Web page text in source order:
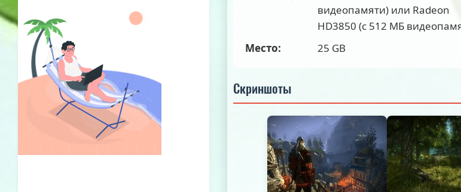
видеопамяти) или Radeon
HD3850 (с 512 МБ
Место:
25 GB
Скриншоты